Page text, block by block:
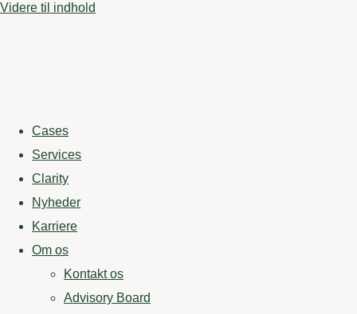
Videre til indhold
Cases
Services
Clarity
Nyheder
Karriere
Om os
Kontakt os
Advisory Board